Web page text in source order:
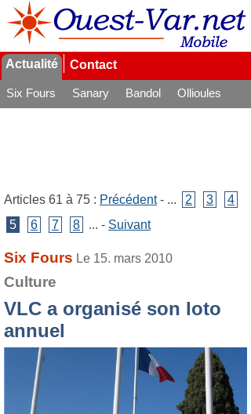
Actualité Contact
Six Fours Sanary Bandol
Ollioules
Articles 61 à 75 : Précédent- ... 2 3
4
5
6 7 8 ... - Suivant
Six Fours Le 15. mars 2010
Culture
VLC a organisé son loto
annuel